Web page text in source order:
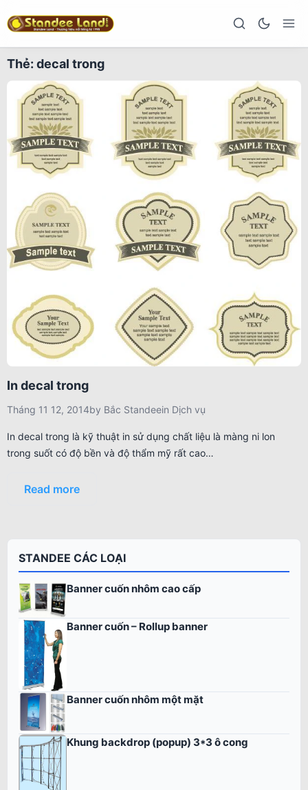
Thẻ: decal trong
In decal trong
Tháng 11 12, 2014by Bắc Standeein Dịch vụ
In decal trong là kỹ thuật in sử dụng chất liệu là màng ni lon
trong suốt có độ bền và độ thẩm mỹ rất cao…
Read more
STANDEE CÁC LOẠI
Banner cuốn nhôm cao cấp
Banner cuốn – Rollup banner
Banner cuốn nhôm một mặt
Khung backdrop (popup) 3*3 ô cong